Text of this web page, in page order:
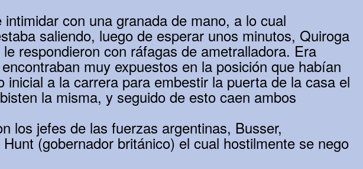
con una granada de mano, a lo cual
saliendo, luego de esperar unos minutos, Quiroga
respondieron con ráfagas de ametralladora. Era
muy expuestos en la posición que habían
a la carrera para embestir la puerta de la casa el
la misma, y seguido de esto caen ambos
los jefes de las fuerzas argentinas, Busser,
(gobernador británico) el cual hostilmente se nego